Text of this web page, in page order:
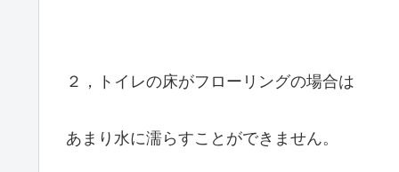
２，トイレの床がフローリングの場合は
あまり水に濡らすことができません。